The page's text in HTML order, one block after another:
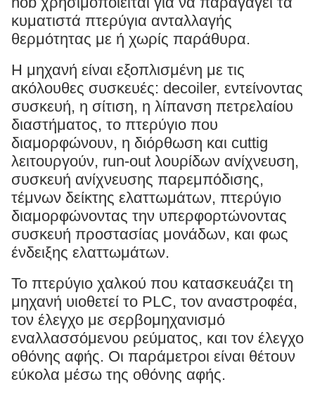
κυματιστά πτερύγια ανταλλαγής
θερμότητας με ή χωρίς παράθυρα.
Η μηχανή είναι εξοπλισμένη με τις
ακόλουθες συσκευές: decoiler, εντείνοντας
συσκευή, η σίτιση, η λίπανση πετρελαίου
διαστήματος, το πτερύγιο που
διαμορφώνουν, η διόρθωση και cuttig
λειτουργούν, run-out λουρίδων ανίχνευση,
συσκευή ανίχνευσης παρεμπόδισης,
τέμνων δείκτης ελαττωμάτων, πτερύγιο
διαμορφώνοντας την υπερφορτώνοντας
συσκευή προστασίας μονάδων, και φως
ένδειξης ελαττωμάτων.
Το πτερύγιο χαλκού που κατασκευάζει τη
μηχανή υιοθετεί το PLC, τον αναστροφέα,
τον έλεγχο με σερβομηχανισμό
εναλλασσόμενου ρεύματος, και τον έλεγχο
οθόνης αφής. Οι παράμετροι είναι θέτουν
εύκολα μέσω της οθόνης αφής.